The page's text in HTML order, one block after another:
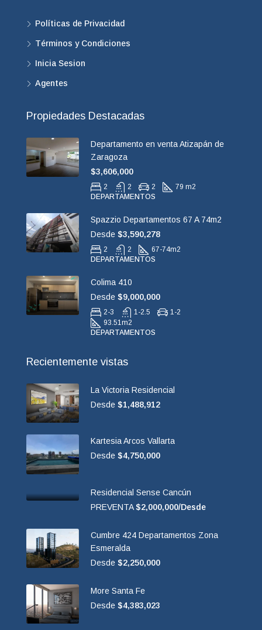
Políticas de Privacidad
Términos y Condiciones
Inicia Sesion
Agentes
Propiedades Destacadas
Departamento en venta Atizapán de
Zaragoza
$3,606,000
2 2 2
79 m2
DEPARTAMENTOS
Spazzio Departamentos 67 A 74m2
Desde $3,590,278
2 2 67-74m2
DEPARTAMENTOS
Colima 410
Desde $9,000,000
2-3 1-2.5
1-2
93.51 m2
DEPARTAMENTOS
Recientemente vistas
La Victoria Residencial
Desde $1,488,912
Kartesia Arcos Vallarta
Desde $4,750,000
Residencial Sense Cancún
PREVENTA$2,000,000/Desde
Cumbre 424 Departamentos Zona
Esmeralda
Desde $2,250,000
More Santa Fe
Desde $4,383,023